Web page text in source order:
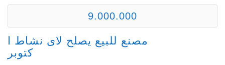
9.000.000
مصنع للبيع يصلح لاى نشاط ا
كتوبر